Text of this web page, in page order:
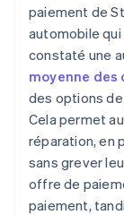
paiement de
automobile
constaté une
moyenne
des options
Cela permet
réparation, en
sans grever
offre de
paiement,